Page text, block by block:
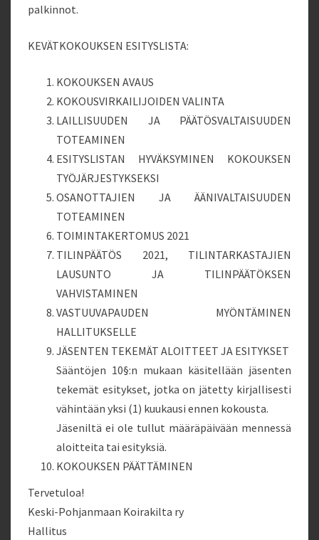
palkinnot.
KEVÄTKOKOUKSEN ESITYSLISTA:
KOKOUKSEN AVAUS
KOKOUSVIRKAILIJOIDEN VALINTA
LAILLISUUDEN JA PÄÄTÖSVALTAISUUDEN
TOTEAMINEN
ESITYSLISTAN HYVÄKSYMINEN KOKOUKSEN
TYÖJÄRJESTYKSEKSI
OSANOTTAJIEN JA ÄÄNIVALTAISUUDEN
TOTEAMINEN
TOIMINTAKERTOMUS 2021
TILINPÄÄTÖS 2021, TILINTARKASTAJIEN
LAUSUNTO JA TILINPÄÄTÖKSEN
VAHVISTAMINEN
VASTUUVAPAUDEN MYÖNTÄMINEN
HALLITUKSELLE
JÄSENTEN TEKEMÄT ALOITTEET JA ESITYKSET
Sääntöjen 10§:n mukaan käsitellään jäsenten
tekemät esitykset, jotka on jätetty kirjallisesti
vähintään yksi (1) kuukausi ennen kokousta.
Jäseniltä ei ole tullut määräpäivään mennessä
aloitteita tai esityksiä.
KOKOUKSEN PÄÄTTÄMINEN
Tervetuloa!
Keski-Pohjanmaan Koirakilta ry
Hallitus